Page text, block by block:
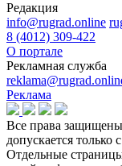
Редакция
info@rugrad.online
8 (4012) 309-422
О портале
Рекламная служба
Реклама
Все права
допускается только
Отдельные